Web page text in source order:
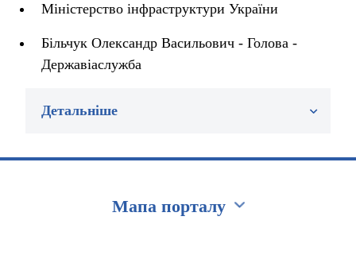
Міністерство інфраструктури України
Більчук Олександр Васильович - Голова -
Державіаслужба
Детальніше
Мапа порталу